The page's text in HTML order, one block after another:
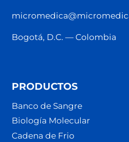
Bogotá, D.C. — Colombia
PRODUCTOS
Banco de Sangre
Biología Molecular
Cadena de Frio